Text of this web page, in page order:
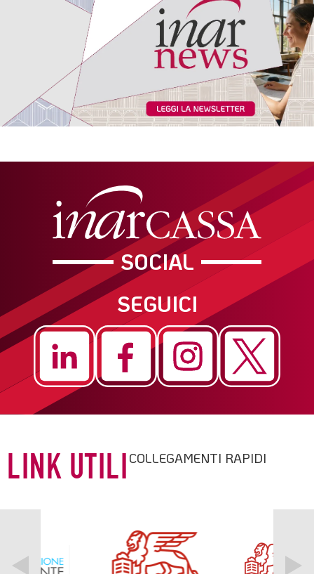
SOCIAL
SEGUICI
LINK UTILI COLLEGAMENTI RAPIDI